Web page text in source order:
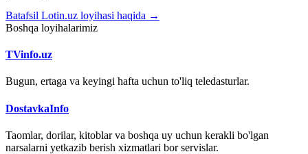
Batafsil Lotin.uz loyihasi haqida →
Boshqa loyihalarimiz
TVinfo.uz
Bugun, ertaga va keyingi hafta uchun to'liq teledasturlar.
DostavkaInfo
Taomlar, dorilar, kitoblar va boshqa uy uchun kerakli bo'lgan
narsalarni yetkazib berish xizmatlari bor servislar.